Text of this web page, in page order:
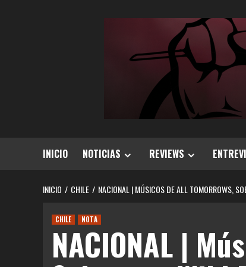
INICIO NOTICIAS REVIEWS
INICIO CHILE NACIONAL | MÚSICOS DE ALL TOMORROWS,
CHILE NOTA
NACIONAL |